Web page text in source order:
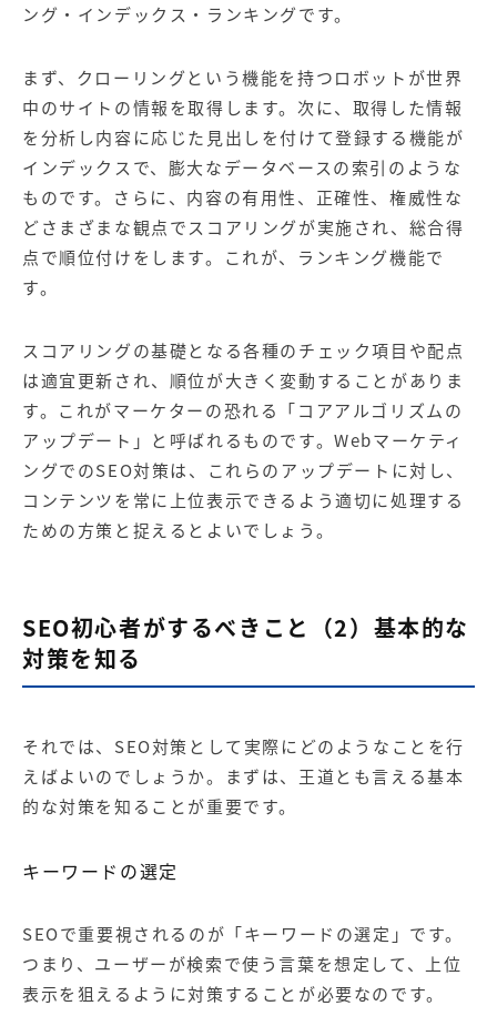
ング・インデックス・ランキングです。
まず、クローリングという機能を持つロボットが世界
中のサイトの情報を取得します。次に、取得した情報
を分析し内容に応じた見出しを付けて登録する機能が
インデックスで、膨大なデータベースの索引のような
ものです。さらに、内容の有用性、正確性、権威性な
どさまざまな観点でスコアリングが実施され、総合得
点で順位付けをします。これが、ランキング機能で
す。
スコアリングの基礎となる各種のチェック項目や配点
は適宜更新され、順位が大きく変動することがありま
す。これがマーケターの恐れる「コアアルゴリズムの
アップデート」と呼ばれるものです。Webマーケティ
ングでのSEO対策は、これらのアップデートに対し、
コンテンツを常に上位表示できるよう適切に処理する
ための方策と捉えるとよいでしょう。
SEO初心者がするべきこと（2）基本的な
対策を知る
それでは、SEO対策として実際にどのようなことを行
えばよいのでしょうか。まずは、王道とも言える基本
的な対策を知ることが重要です。
キーワードの選定
SEOで重要視されるのが「キーワードの選定」です。
つまり、ユーザーが検索で使う言葉を想定して、上位
表示を狙えるように対策することが必要なのです。